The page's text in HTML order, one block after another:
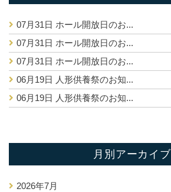
07月31日 ホール開放日のお...
07月31日 ホール開放日のお...
07月31日 ホール開放日のお...
06月19日 人形供養祭のお知...
06月19日 人形供養祭のお知...
月別アーカイブ
2026年7月